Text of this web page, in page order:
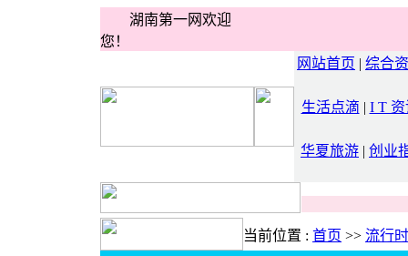
湖南第一网欢迎
您！
网站首页 | 综合
生活点滴 | I T 资
华夏旅游 | 创业
当前位置 : 首页 >> 流行